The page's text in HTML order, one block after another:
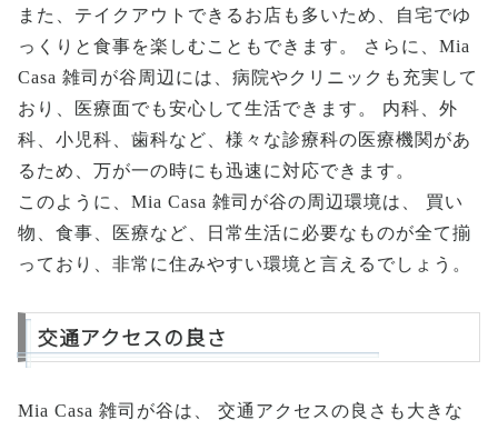
また、テイクアウトできるお店も多いため、自宅でゆ
っくりと食事を楽しむこともできます。 さらに、Mia
Casa 雑司が谷周辺には、病院やクリニックも充実して
おり、医療面でも安心して生活できます。 内科、外
科、小児科、歯科など、様々な診療科の医療機関があ
るため、万が一の時にも迅速に対応できます。
このように、Mia Casa 雑司が谷の周辺環境は、 買い
物、食事、医療など、日常生活に必要なものが全て揃
っており、非常に住みやすい環境と言えるでしょう。
交通アクセスの良さ
Mia Casa 雑司が谷は、 交通アクセスの良さも大きな